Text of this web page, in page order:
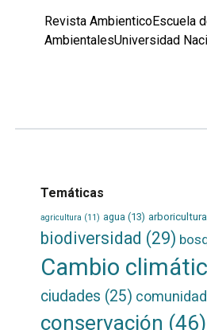
Revista AmbienticoEscuela
AmbientalesUniversidad
Temáticas
agricultura (11) agua (13)
biodiversidad (29)
Cambio
ciudades (25)
conservación (46)